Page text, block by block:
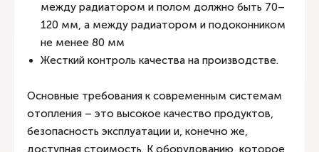
между радиатором и полом должно быть 70–
120 мм, а между радиатором и подоконником
не менее 80 мм
Жесткий контроль качества на производстве.
Основные требования к современным системам
отопления – это высокое качество продуктов,
безопасность эксплуатации и, конечно же,
доступная стоимость. К оборудованию, которое